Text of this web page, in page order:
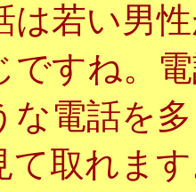
は若い男
ですね。
な電話を
て取れま